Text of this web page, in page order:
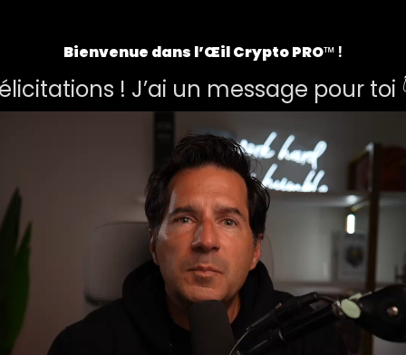
Bienvenue dans l’Œil Crypto PRO™ !
! J’ai un message pour toi